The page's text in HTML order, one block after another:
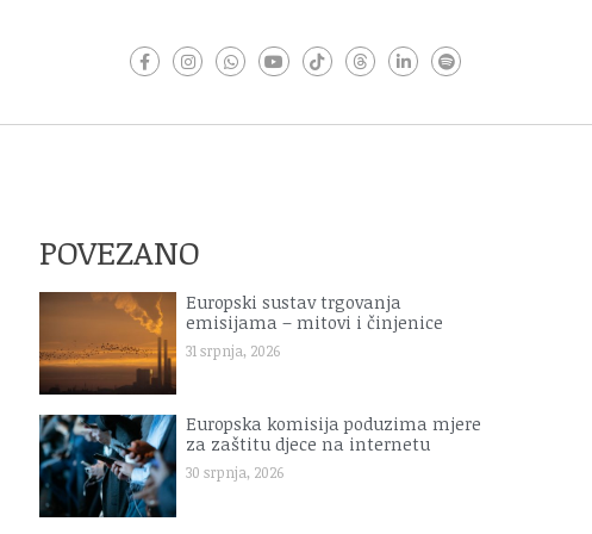
POVEZANO
Europski sustav trgovanja
emisijama – mitovi i činjenice
31 srpnja, 2026
Europska komisija poduzima mjere
za zaštitu djece na internetu
30 srpnja, 2026